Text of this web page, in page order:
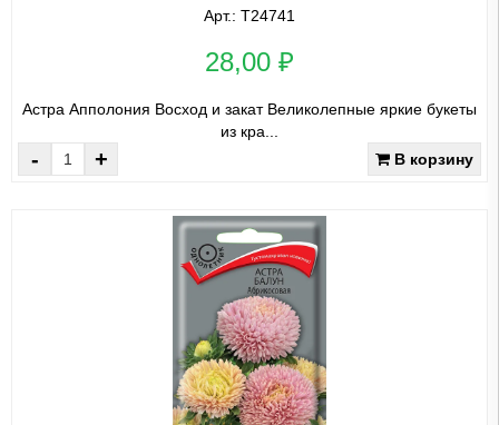
Арт.: Т24741
28,00 ₽
Астра Апполония Восход и закат Великолепные яркие букеты
из кра...
- + В корзину